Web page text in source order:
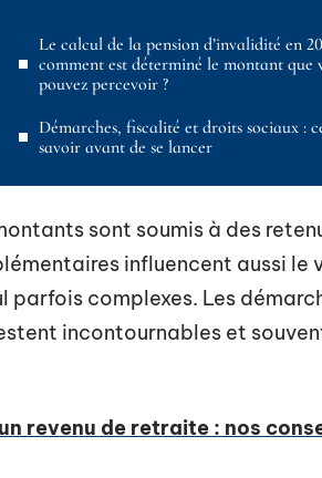
Le calcul de la pension d’invalidité en
comment est déterminé le montant que
pouvez percevoir ?
Démarches, fiscalité et droits sociaux :
savoir avant de se lancer
sont soumis à des
influencent aussi le
parfois complexes. Les
incontournables et
revenu de retraite : nos